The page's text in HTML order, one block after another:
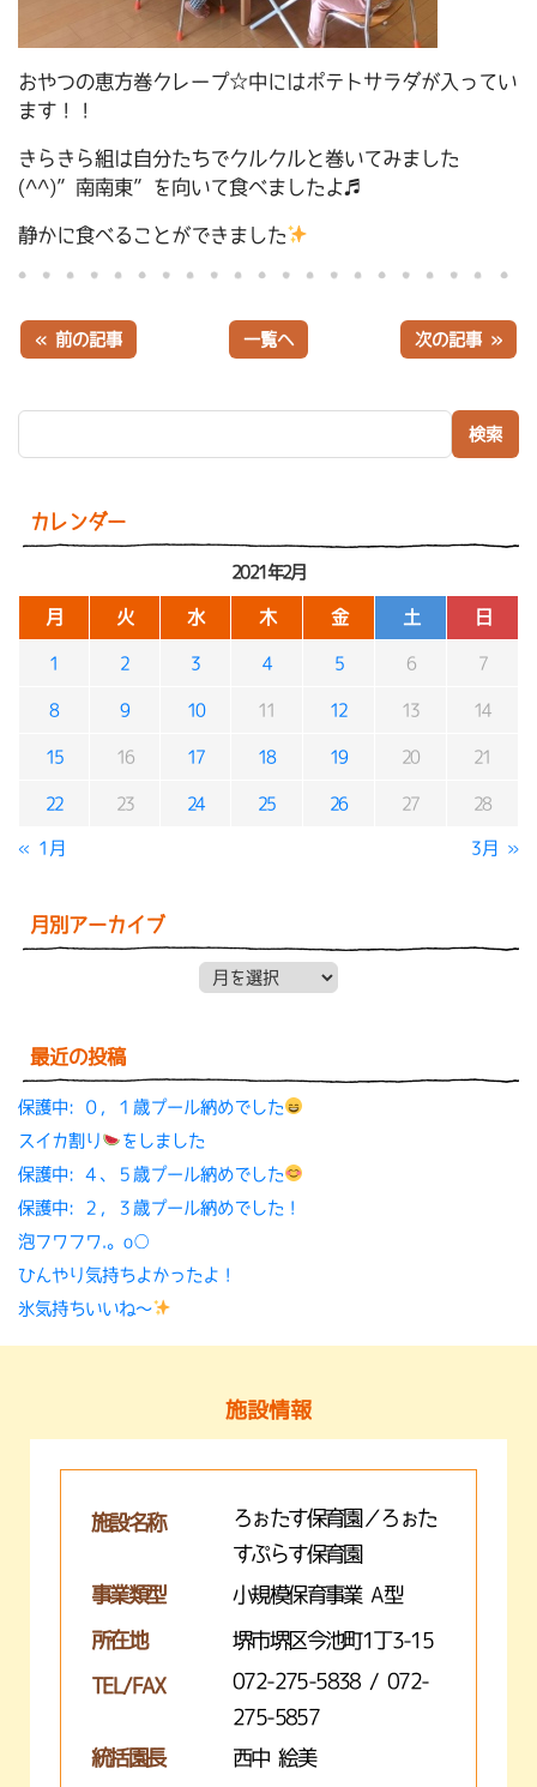
カレンダー
2021年2月
月 火 水 木 金 土 日
1 2 3 4 5 6 7
8 9 10 11 12 13 14
15 16 17 18 19 20 21
22 23 24 25 26 27 28
« 1月 3月 »
月別アーカイブ
最近の投稿
保護中: ０，１歳プール納めでした
スイカ割り
をしました
保護中: ４、５歳プール納めでした
保護中: ２，３歳プール納めでした！
泡フワフワ.。o○
ひんやり気持ちよかったよ！
氷気持ちいいね〜
おやつの恵方巻クレープ☆中にはポテトサラダが入ってい
ます！！
きらきら組は自分たちでクルクルと巻いてみました
(^^)”南南東”を向いて食べましたよ♬
静かに食べることができました
« 前の記事 一覧へ 次の記事 »
施設情報
施設名称
ろぉたす保育園／ろぉた
すぷらす保育園
事業類型
小規模保育事業 A型
所在地 堺市堺区今池町1丁3-15
TEL/FAX
072-275-5838 / 072-
275-5857
統括園長
西中 絵美